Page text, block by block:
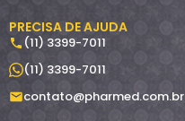
PRECISA DE AJUDA
(11) 3399-7011
(11) 3399-7011
contato@pharmed.com.br